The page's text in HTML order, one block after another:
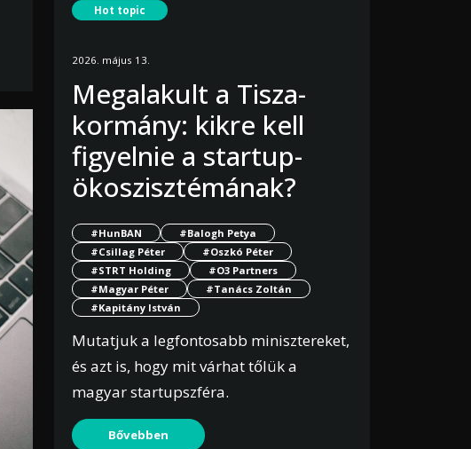
Hot topic
2026. május 13.
Megalakult a Tisza-
kormány: kikre kell
figyelnie a startup-
ökoszisztémának?
#HunBAN
#Balogh Petya
#Csillag Péter
#Oszkó Péter
#STRT Holding
#O3 Partners
#Magyar Péter
#Tanács Zoltán
#Kapitány István
Mutatjuk a legfontosabb minisztereket,
és azt is, hogy mit várhat tőlük a
magyar startupszféra.
Bővebben